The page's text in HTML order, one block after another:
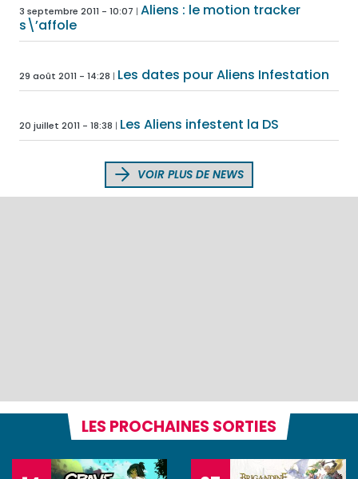
3 septembre 2011 - 10:07
Aliens : le motion tracker
s\’affole
29 août 2011 - 14:28 Les dates pour Aliens Infestation
20 juillet 2011 - 18:38 Les Aliens infestent la DS
VOIR PLUS DE NEWS
LES PROCHAINES SORTIES